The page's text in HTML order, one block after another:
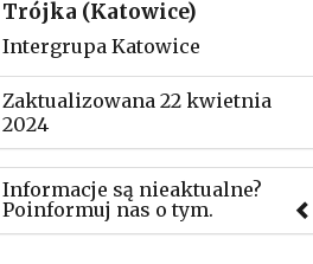
Trójka (Katowice)
Intergrupa Katowice
Zaktualizowana 22 kwietnia
2024
Informacje są nieaktualne?
Poinformuj nas o tym.